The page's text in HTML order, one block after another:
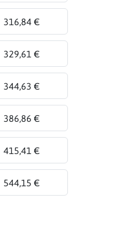
316,84 €
329,61 €
344,63 €
386,86 €
415,41 €
544,15 €